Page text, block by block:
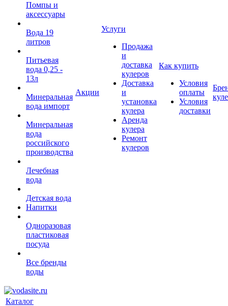
Помпы и
аксессуары
Вода 19
литров
Питьевая
вода 0,25 -
13л
Минеральная
вода импорт
Минеральная
вода
российского
производства
Лечебная
вода
Детская вода
Напитки
Одноразовая
пластиковая
посуда
Все бренды
воды
Акции
Услуги
Продажа
и
доставка
кулеров
Доставка
и
установка
кулера
Аренда
кулера
Ремонт
кулеров
Как купить
Условия
оплаты
Условия
доставки
Каталог